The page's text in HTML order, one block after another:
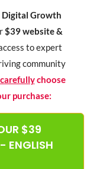
Digital Growth
$39 website &
to expert
community
carefullychoose
purchase:
$39
ENGLISH